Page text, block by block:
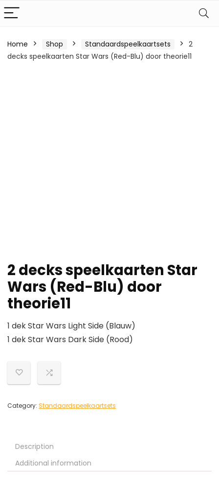
Home Shop Standaardspeelkaartsets
2
decks speelkaarten Star Wars (Red-Blu) door theorie11
2 decks speelkaarten Star
Wars (Red-Blu) door
theorie11
1 dek Star Wars Light Side (Blauw)
1 dek Star Wars Dark Side (Rood)
Category: Standaardspeelkaartsets
Description
Additional information